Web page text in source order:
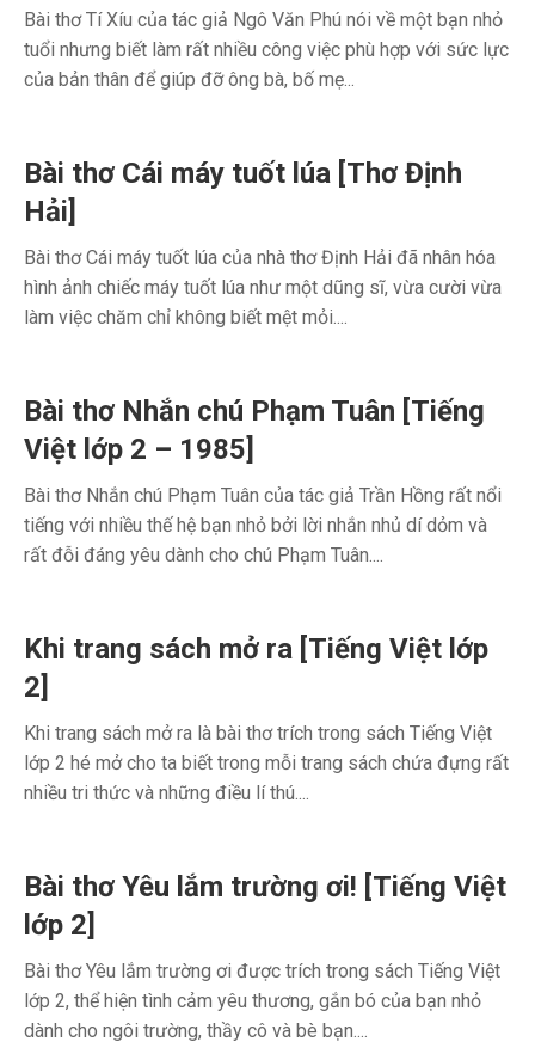
Bài thơ Tí Xíu của tác giả Ngô Văn Phú nói về một bạn nhỏ
tuổi nhưng biết làm rất nhiều công việc phù hợp với sức lực
của bản thân để giúp đỡ ông bà, bố mẹ...
Bài thơ Cái máy tuốt lúa [Thơ Định
Hải]
Bài thơ Cái máy tuốt lúa của nhà thơ Định Hải đã nhân hóa
hình ảnh chiếc máy tuốt lúa như một dũng sĩ, vừa cười vừa
làm việc chăm chỉ không biết mệt mỏi....
Bài thơ Nhắn chú Phạm Tuân [Tiếng
Việt lớp 2 – 1985]
Bài thơ Nhắn chú Phạm Tuân của tác giả Trần Hồng rất nổi
tiếng với nhiều thế hệ bạn nhỏ bởi lời nhắn nhủ dí dỏm và
rất đỗi đáng yêu dành cho chú Phạm Tuân....
Khi trang sách mở ra [Tiếng Việt lớp
2]
Khi trang sách mở ra là bài thơ trích trong sách Tiếng Việt
lớp 2 hé mở cho ta biết trong mỗi trang sách chứa đựng rất
nhiều tri thức và những điều lí thú....
Bài thơ Yêu lắm trường ơi! [Tiếng Việt
lớp 2]
Bài thơ Yêu lắm trường ơi được trích trong sách Tiếng Việt
lớp 2, thể hiện tình cảm yêu thương, gắn bó của bạn nhỏ
dành cho ngôi trường, thầy cô và bè bạn....